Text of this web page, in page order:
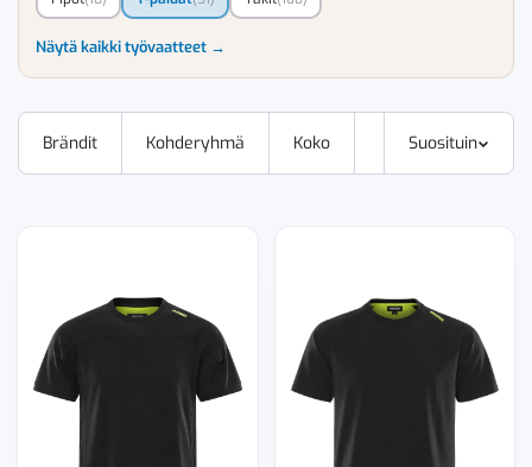
Näytä kaikki työvaatteet →
Brändit Kohderyhmä Koko Suosituin